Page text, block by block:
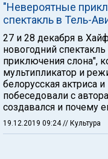
"Невероятные
спектакль в Тель-
27 и 28 декабря в
новогодний
приключения слона",
мультипликатор и
белорусская актриса
побеседовали с
создавался и почему
19.12.2019 09:24// Культура